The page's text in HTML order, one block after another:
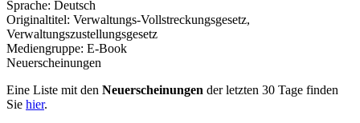
Sprache: Deutsch
Originaltitel: Verwaltungs-Vollstreckungsgesetz,
Verwaltungszustellungsgesetz
Mediengruppe: E-Book
Neuerscheinungen
Eine Liste mit den Neuerscheinungen der letzten 30 Tage finden
Sie hier.